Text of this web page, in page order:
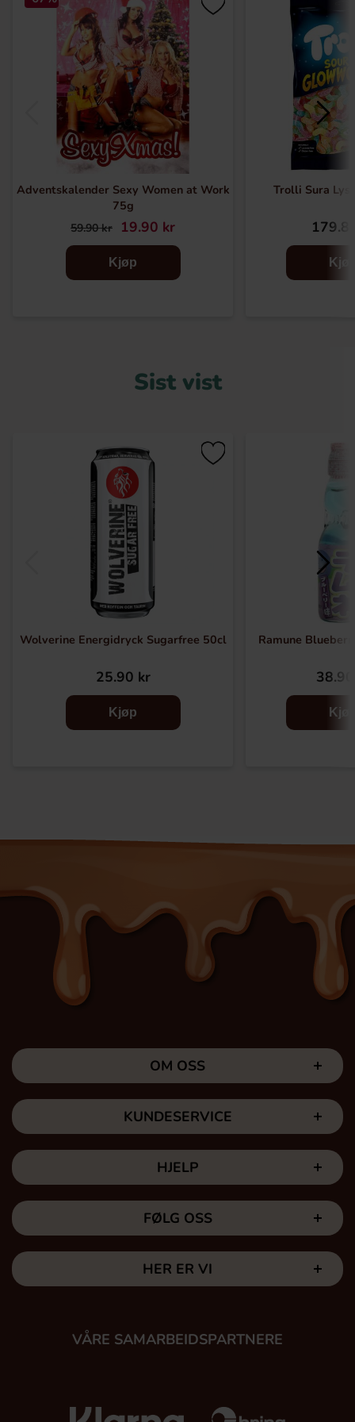
Adventskalender Sexy Women at Work
75g
59.90 kr 19.90 kr
Kjøp
Trolli Sura
Sist vist
Wolverine Energidryck Sugarfree 50cl
25.90 kr
Kjøp
Ramune
OM OSS
KUNDESERVICE
HJELP
FØLG OSS
HER ER VI
VÅRE SAMARBEIDSPARTNERE